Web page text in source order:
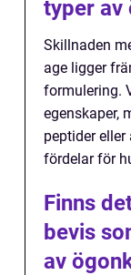
typer av
Skillnaden
age ligger
formulering.
egenskaper,
peptider
fördelar för
Finns
bevis
av